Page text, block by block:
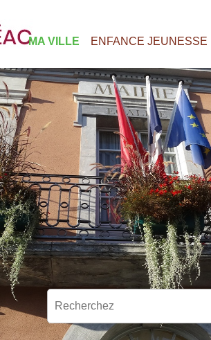
MA VILLE ENFANCE JEUNESSE